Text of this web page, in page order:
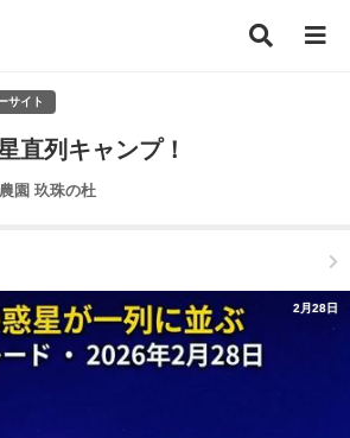
サイト
直列キャンプ！
園 玖珠の杜
2月28日